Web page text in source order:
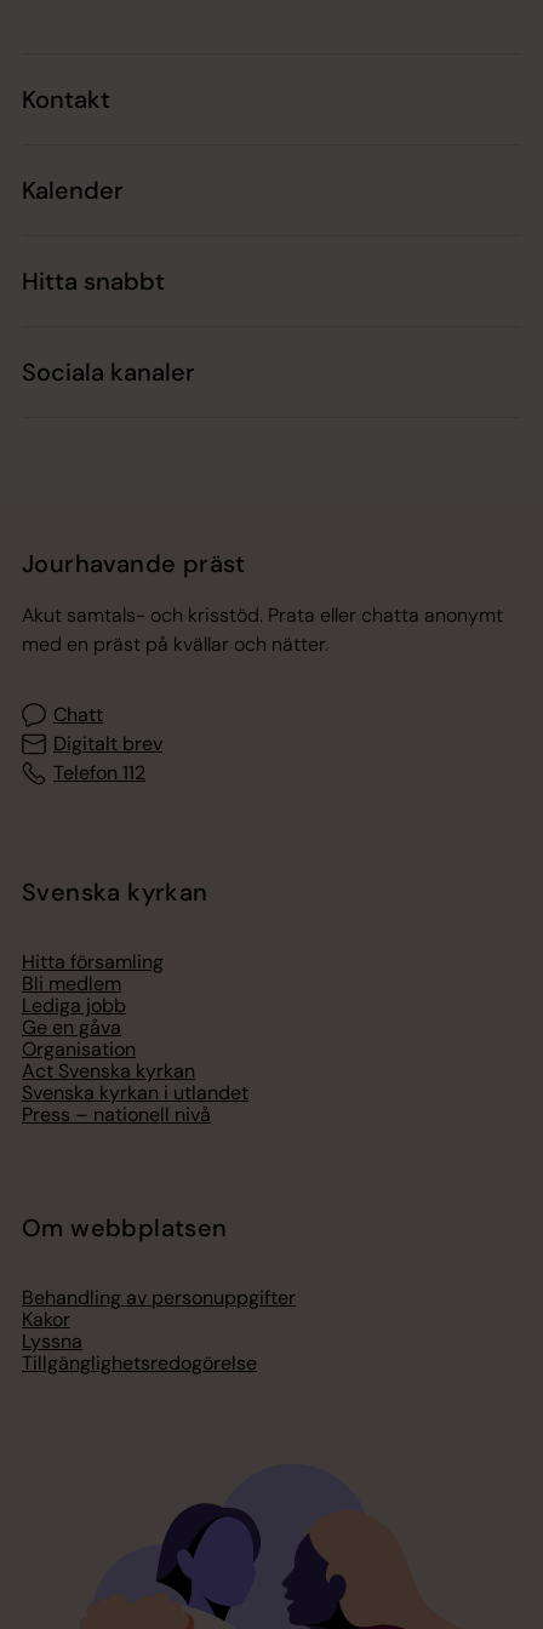
Kontakt
Kalender
Hitta snabbt
Sociala kanaler
Jourhavande präst
Akut samtals- och krisstöd. Prata eller chatta anonymt
med en präst på kvällar och nätter.
Chatt
Digitalt brev
Telefon 112
Svenska kyrkan
Hitta församling
Bli medlem
Lediga jobb
Ge en gåva
Organisation
Act Svenska kyrkan
Svenska kyrkan i utlandet
Press – nationell nivå
Om webbplatsen
Behandling av personuppgifter
Kakor
Lyssna
Tillgänglighetsredogörelse